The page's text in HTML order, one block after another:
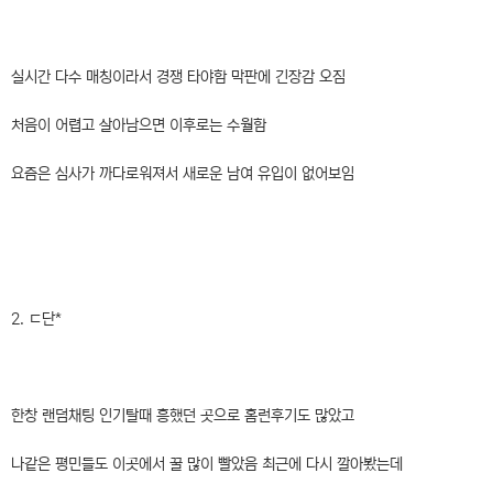
실시간 다수 매칭이라서 경쟁 타야함 막판에 긴장감 오짐
처음이 어렵고 살아남으면 이후로는 수월함
요즘은 심사가 까다로워져서 새로운 남여 유입이 없어보임
2. ㄷ단*
한창 랜덤채팅 인기탈때 흥했던 곳으로 홈런후기도 많았고
나같은 평민들도 이곳에서 꿀 많이 빨았음 최근에 다시 깔아봤는데